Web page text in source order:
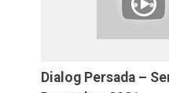
Dialog Persada –